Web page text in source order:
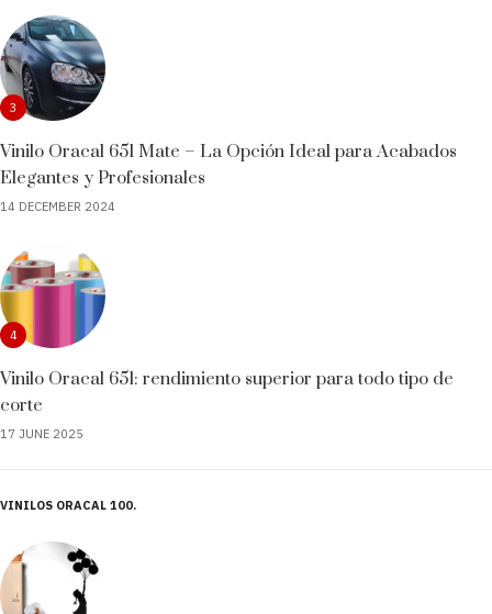
3
Vinilo Oracal 651 Mate – La Opción Ideal para Acabados
Elegantes y Profesionales
14 DECEMBER 2024
4
Vinilo Oracal 651: rendimiento superior para todo tipo de
corte
17 JUNE 2025
VINILOS ORACAL 100